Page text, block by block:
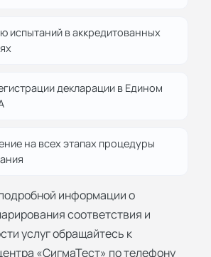
испытаний в аккредитованных
декларации в Едином
на всех этапах процедуры
информации о
соответствия и
услуг обращайтесь к
«СигмаТест» по телефону